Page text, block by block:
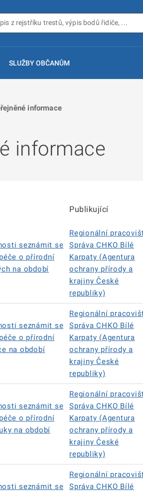
SLUŽBY OBČANŮM
informace
informace
Publikující
seznámit se
o přírodní
na období
Regionální
Správa CHKO Bílé
Karpaty (Agentura
ochrany přírody a
krajiny České
republiky)
seznámit se
o přírodní
na období
Regionální
Správa CHKO Bílé
Karpaty (Agentura
ochrany přírody a
krajiny České
republiky)
seznámit se
o přírodní
na období
Regionální
Správa CHKO Bílé
Karpaty (Agentura
ochrany přírody a
krajiny České
republiky)
seznámit se
Regionální
Správa CHKO Bílé